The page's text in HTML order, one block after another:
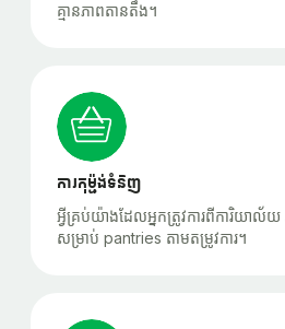
គ្មានភាពតានតឹង។
ការកុម្ម៉ង់ទំនិញ
អ្វីគ្រប់យ៉ាងដែលអ្នកត្រូវការពីការិយា
សម្រាប់ pantries តាមតម្រូវការ។